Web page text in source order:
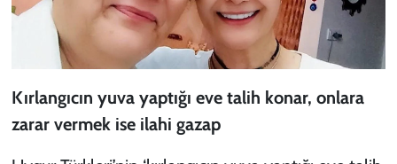
Kırlangıcın yuva yaptığı eve talih konar, onlara
zarar vermek ise ilahi gazap